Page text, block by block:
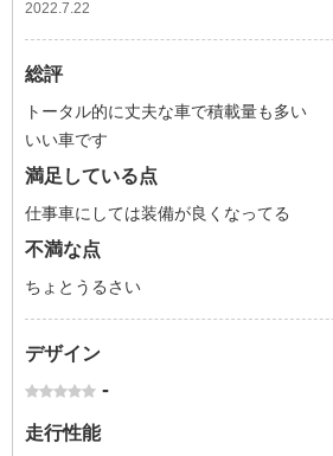
2022.7.22
総評
トータル的に丈夫な車で積載量も多い
いい車です
満足している点
仕事車にしては装備が良くなってる
不満な点
ちょとうるさい
デザイン
-
走行性能